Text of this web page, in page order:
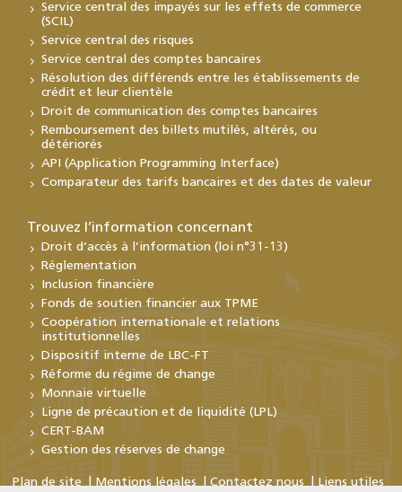
Service central des impayés sur les effets de commerce
(SCIL)
Service central des risques
Service central des comptes bancaires
Résolution des différends entre les établissements de
crédit et leur clientèle
Droit de communication des comptes bancaires
Remboursement des billets mutilés, altérés, ou
détériorés
API (Application Programming Interface)
Comparateur des tarifs bancaires et des dates de valeur
Trouvez l’information concernant
Droit d’accès à l’information (loi n°31-13)
Réglementation
Inclusion financière
Fonds de soutien financier aux TPME
Coopération internationale et relations
institutionnelles
Dispositif interne de LBC-FT
Réforme du régime de change
Monnaie virtuelle
Ligne de précaution et de liquidité (LPL)
CERT-BAM
Gestion des réserves de change
Plan de site Mentions légales Contactez nous Liens utiles